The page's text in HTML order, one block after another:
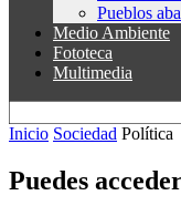
Pueblos
Medio Ambiente
Fototeca
Multimedia
Inicio Sociedad Política
Puedes